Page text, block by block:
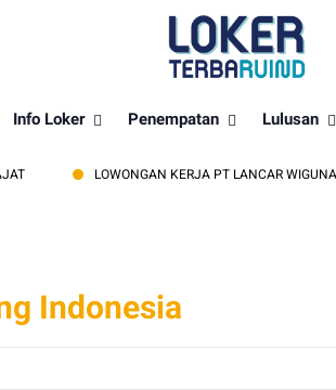
Info Loker Penempatan Lulusan
LOWONGAN KERJA PT LANCAR WIGUNA
Indonesia